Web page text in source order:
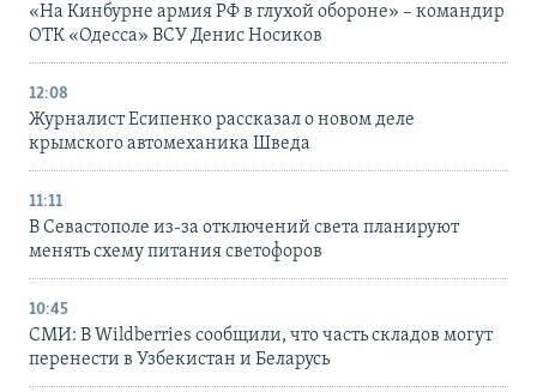
«На Кинбурне армия РФ в глухой обороне» – командир
ОТК «Одесса» ВСУ Денис Носиков
12:08
Журналист Есипенко рассказал о новом деле
крымского автомеханика Шведа
11:11
В Севастополе из-за отключений света планируют
менять схему питания светофоров
10:45
СМИ: В Wildberries сообщили, что часть складов могут
перенести в Узбекистан и Беларусь